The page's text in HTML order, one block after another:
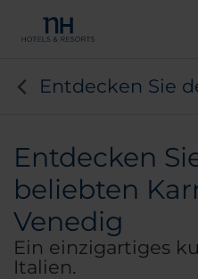
Entdecken
beliebten
Venedig
Ein einzigartiges
Italien.